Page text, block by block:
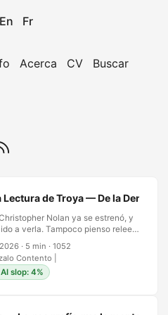
En Fr
Acerca CV Buscar
Lectura de Troya — De la
Nolan ya se estrenó, y
a verla. Tampoco pienso releer
ni La Odisea, y mucho menos
de Joyce — esa reescritura de
regreso a casa — solo
haya gastado un cuarto de
· 5 min · 1052
Contento
slop: 4%